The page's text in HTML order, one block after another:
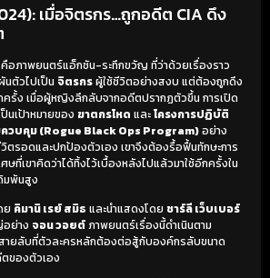
เมื่อจิตรกร…ถูกอดีต CIA ดึง
คือภาพยนตร์แอ็กชัน-ระทึกขวัญ ที่ว่าด้วยเรื่องราว
นตัวไปเป็น จิตรกรผู้ใช้ชีวิตอย่างสงบ แต่ต้องถูกดึง
ครั้ง เมื่อผู้หญิงลึกลับจากอดีตปรากฏตัวขึ้น การเปิด
นเป้าหมายของ ฆาตกรโหด และโครงการปฏิบัติ
วบคุม (Rogue Black Ops Program)อย่าง
ตรอดและปกป้องตัวเอง เขาจึงต้องรื้อฟื้นทักษะการ
ษที่เขาคิดว่าได้ทิ้งไว้เบื้องหลังไปแล้วมาใช้อีกครั้งใน
มพันสูง
ย คิมานิ เรย์ สมิธ และนำแสดงโดย ชาร์ลี เว็บเบอร์
ย่าง จอน วอยต์ภาพยนตร์เรื่องนี้ดำเนินตาม
ายลับที่ตัวละครหลักต้องต่อสู้กับองค์กรลับขนาด
ของตัวเอง